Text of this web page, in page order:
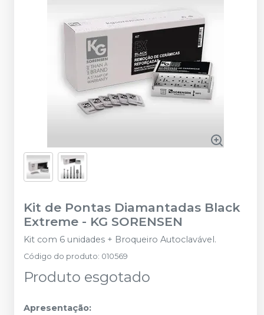
Kit de Pontas Diamantadas Black
Extreme - KG SORENSEN
Kit com 6 unidades + Broqueiro Autoclavável.
Código do produto: 010569
Produto esgotado
Apresentação: